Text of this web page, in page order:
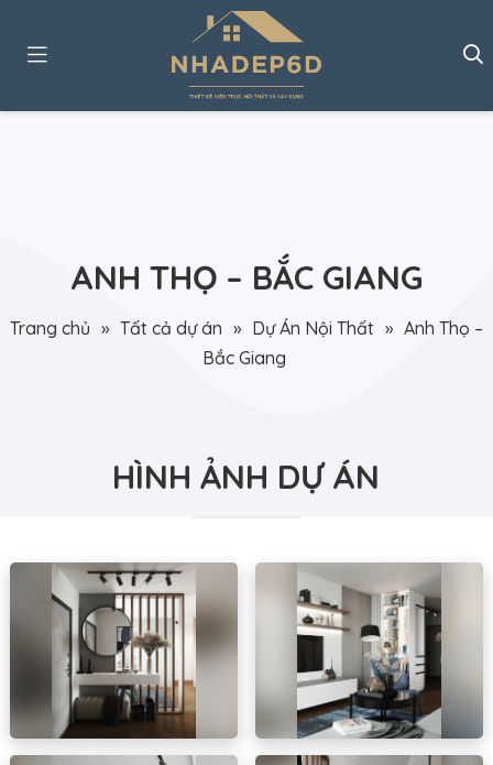
ANH THỌ – BẮC GIANG
Trang chủ » Tất cả dự án » Dự Án Nội Thất » Anh Thọ –
Bắc Giang
HÌNH ẢNH DỰ ÁN